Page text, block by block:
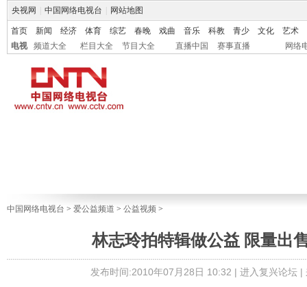
央视网 中国网络电视台 网站地图
首页 新闻 经济 体育 综艺 春晚 戏曲 音乐 科教 青少 文化
艺术
电视
频道大全 栏目大全 节目大全 直播中国 赛事直播 网络
中国网络电视台 > 爱公益频道 > 公益视频 >
林志玲拍特辑做公益 限量出
发布时间:2010年07月28日 10:32 | 进入复兴论坛|